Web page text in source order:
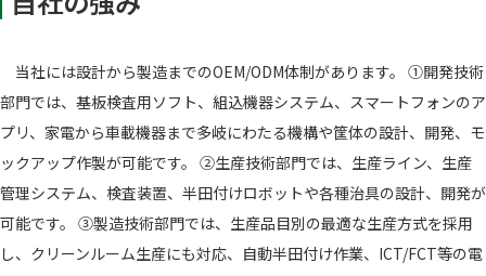
当社には設計から製造までのOEM/ODM体制があります。 ①開発技術
部門では、基板検査用ソフト、組込機器システム、スマートフォンのア
プリ、家電から車載機器まで多岐にわたる機構や筐体の設計、開発、モ
ックアップ作製が可能です。 ②生産技術部門では、生産ライン、生産
管理システム、検査装置、半田付けロボットや各種治具の設計、開発が
可能です。 ③製造技術部門では、生産品目別の最適な生産方式を採用
し、クリーンルーム生産にも対応、自動半田付け作業、ICT/FCT等の電